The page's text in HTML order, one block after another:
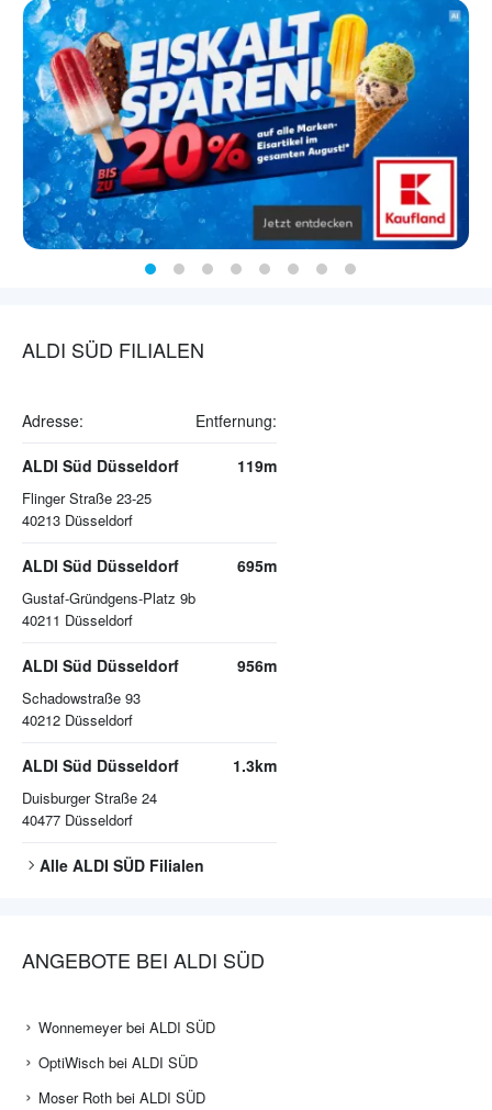
ALDI SÜD FILIALEN
Adresse: Entfernung:
ALDI Süd Düsseldorf
Flinger Straße 23-25
40213 Düsseldorf
119m
ALDI Süd Düsseldorf
Gustaf-Gründgens-Platz 9b
40211 Düsseldorf
695m
ALDI Süd Düsseldorf
Schadowstraße 93
40212 Düsseldorf
956m
ALDI Süd Düsseldorf
Duisburger Straße 24
40477 Düsseldorf
1.3km
Alle ALDI SÜD Filialen
ANGEBOTE BEI ALDI SÜD
Wonnemeyer bei ALDI SÜD
OptiWisch bei ALDI SÜD
Moser Roth bei ALDI SÜD